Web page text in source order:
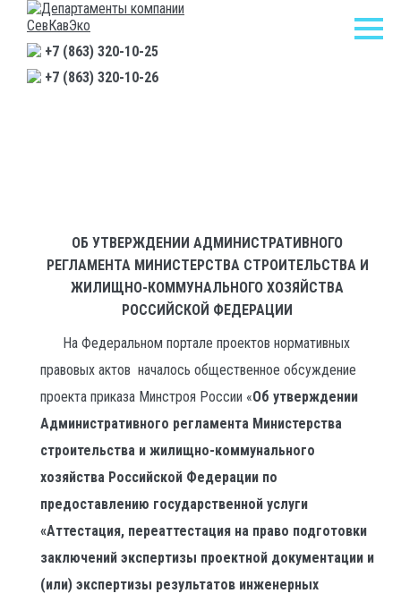
+7 (863) 320-10-25
+7 (863) 320-10-26
ОБ УТВЕРЖДЕНИИ АДМИНИСТРАТИВНОГО
РЕГЛАМЕНТА МИНИСТЕРСТВА СТРОИТЕЛЬСТВА И
ЖИЛИЩНО-КОММУНАЛЬНОГО ХОЗЯЙСТВА
РОССИЙСКОЙ ФЕДЕРАЦИИ
На Федеральном портале проектов нормативных
правовых актов началось общественное обсуждение
проекта приказа Минстроя России «Об утверждении
Административного регламента Министерства
строительства и жилищно-коммунального
хозяйства Российской Федерации по
предоставлению государственной услуги
«Аттестация, переаттестация на право подготовки
заключений экспертизы проектной документации и
(или) экспертизы результатов инженерных